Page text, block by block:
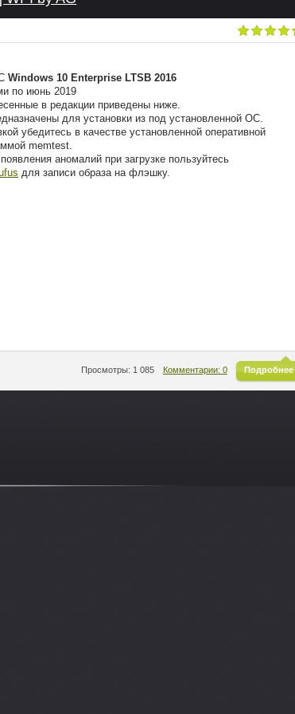
Windows 10 Enterprise LTSB 2016
по июнь 2019
в редакции приведены ниже.
для установки из под установленной ОС.
убедитесь в качестве установленной оперативной
memtest.
аномалий при загрузке пользуйтесь
для записи образа на флэшку.
Подробнее
Комментарии: 0
Просмотры: 1 085